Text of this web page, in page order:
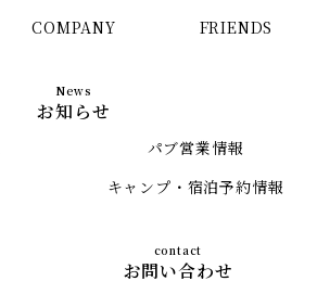
COMPANY FRIENDS
お知らせ
パブ営業情報
キャンプ・宿泊予約情報
お問い合わせ